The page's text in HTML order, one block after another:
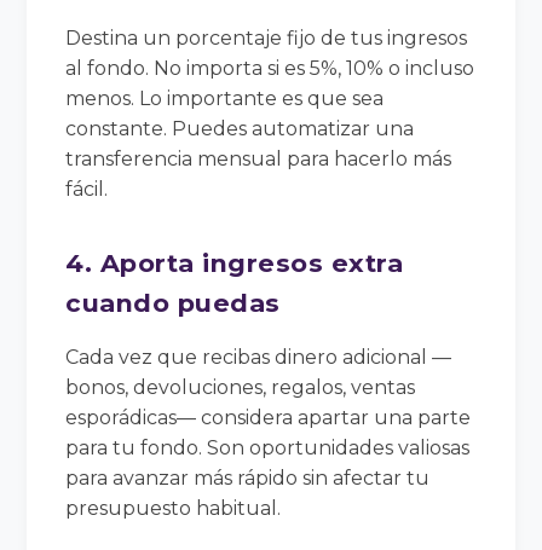
Destina un porcentaje fijo de tus ingresos
al fondo. No importa si es 5%, 10% o incluso
menos. Lo importante es que sea
constante. Puedes automatizar una
transferencia mensual para hacerlo más
fácil.
4. Aporta ingresos extra
cuando puedas
Cada vez que recibas dinero adicional —
bonos, devoluciones, regalos, ventas
esporádicas— considera apartar una parte
para tu fondo. Son oportunidades valiosas
para avanzar más rápido sin afectar tu
presupuesto habitual.